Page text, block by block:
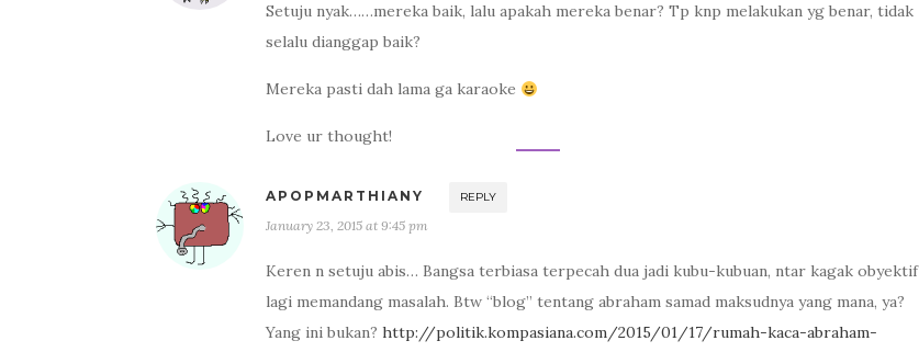
Setuju nyak……mereka baik, lalu apakah mereka benar? Tp knp melakukan yg benar, tidak
selalu dianggap baik?
Mereka pasti dah lama ga karaoke
Love ur thought!
APOPMARTHIANY REPLY
January 23, 2015 at 9:45 pm
Keren n setuju abis… Bangsa terbiasa terpecah dua jadi kubu-kubuan, ntar kagak obyektif
lagi memandang masalah. Btw “blog” tentang abraham samad maksudnya yang mana, ya?
Yang ini bukan? http://politik.kompasiana.com/2015/01/17/rumah-kaca-abraham-